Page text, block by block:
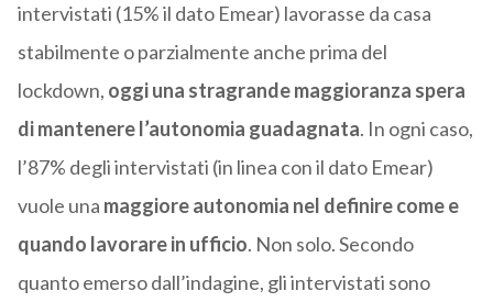
intervistati (15% il dato Emear) lavorasse da casa
stabilmente o parzialmente anche prima del
lockdown, oggi una stragrande maggioranza spera
di mantenere l’autonomia guadagnata. In ogni caso,
l’87% degli intervistati (in linea con il dato Emear)
vuole una maggiore autonomia nel definire come e
quando lavorare in ufficio. Non solo. Secondo
quanto emerso dall’indagine, gli intervistati sono